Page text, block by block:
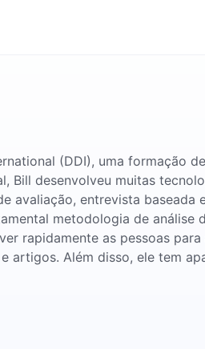
(DDI), uma formação
Bill desenvolveu muitas
avaliação, entrevista baseada
metodologia de análise
rapidamente as pessoas
Além disso, ele tem